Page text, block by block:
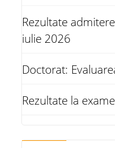
Rezultate
iulie 2026
Doctorat:
Rezultate la